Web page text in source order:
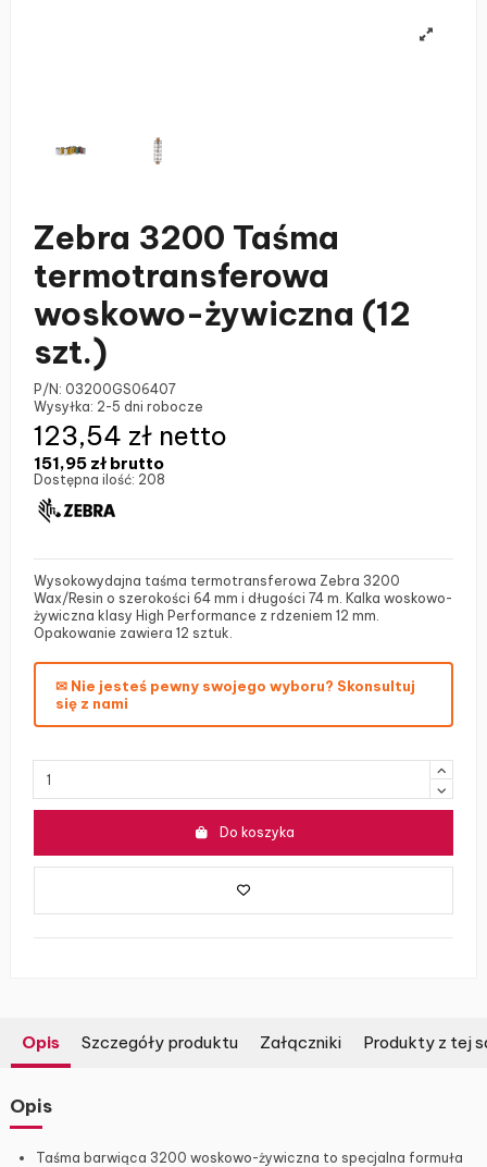
Zebra 3200 Taśma
termotransferowa
woskowo-żywiczna (12
szt.)
P/N: 03200GS06407
Wysyłka: 2-5 dni robocze
151,95 zł brutto
123,54 zł netto
Dostępna ilość: 208
Wysokowydajna taśma termotransferowa Zebra 3200
Wax/Resin o szerokości 64 mm i długości 74 m. Kalka woskowo-
żywiczna klasy High Performance z rdzeniem 12 mm.
Opakowanie zawiera 12 sztuk.
✉ Nie jesteś pewny swojego wyboru? Skonsultuj
się z nami
Do koszyka
Opis Szczegóły produktu Załączniki Produkty z tej
Opis
Taśma barwiąca 3200 woskowo-żywiczna to specjalna formuła